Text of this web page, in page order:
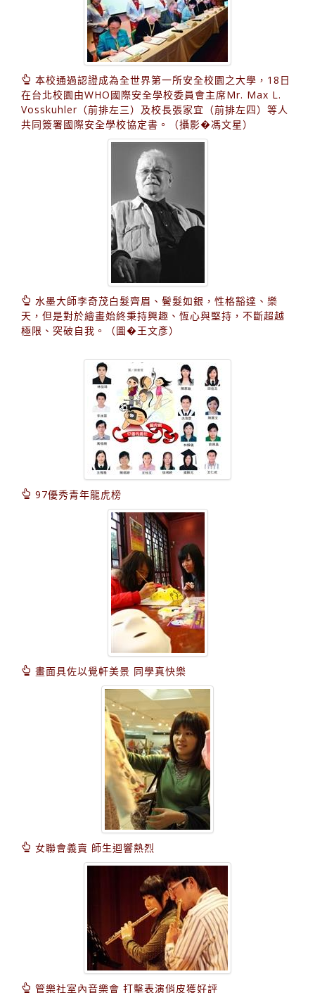
本校通過認證成為全世界第一所安全校園之大學，18日
在台北校園由WHO國際安全學校委員會主席Mr. Max L.
Vosskuhler（前排左三）及校長張家宜（前排左四）等人
共同簽署國際安全學校協定書。（攝影�馮文星）
水墨大師李奇茂白髮齊眉、鬢髮如銀，性格豁達、樂
天，但是對於繪畫始終秉持興趣、恆心與堅持，不斷超越
極限、突破自我。（圖�王文彥）
97優秀青年龍虎榜
畫面具佐以覺軒美景 同學真快樂
女聯會義賣 師生迴響熱烈
管樂社室內音樂會 打擊表演俏皮獲好評